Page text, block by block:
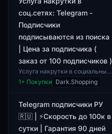
соц.сетях: Telegram -
Подписчики
подписываются из поиска
| Цена за подписчика (
заказ от 100 подписчиков )
Услуга накрутки в социальных
сетях предназначена для
увеличения числа подписчиков
подписыва...
1+ Покупки Dark.Shopping
Telegram подписчики РУ
🇷🇺 | ⚡Скорость до 100к в
сутки | Гарантия 90 дней